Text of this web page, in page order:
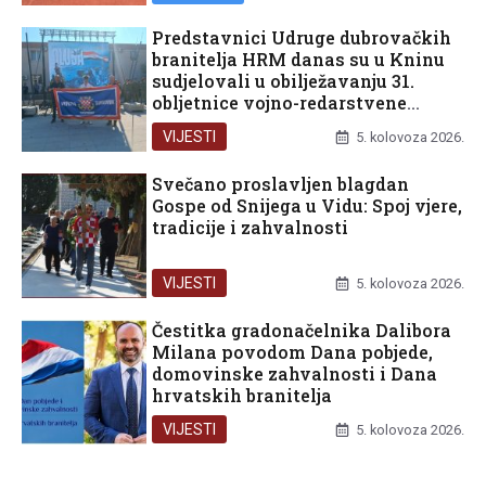
Predstavnici Udruge dubrovačkih
branitelja HRM danas su u Kninu
sudjelovali u obilježavanju 31.
obljetnice vojno-redarstvene
operacije Oluja
VIJESTI 5. kolovoza 2026.
Svečano proslavljen blagdan
Gospe od Snijega u Vidu: Spoj vjere,
tradicije i zahvalnosti
VIJESTI 5. kolovoza 2026.
Čestitka gradonačelnika Dalibora
Milana povodom Dana pobjede,
domovinske zahvalnosti i Dana
hrvatskih branitelja
VIJESTI 5. kolovoza 2026.